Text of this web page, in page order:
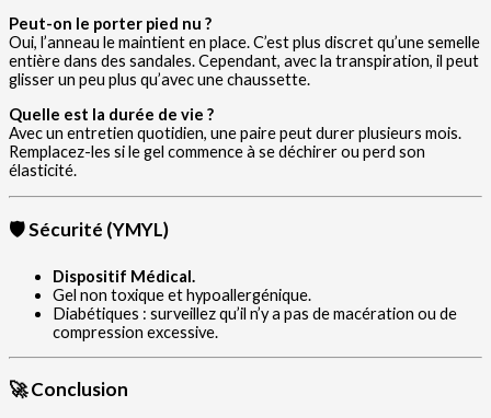
Peut-on le porter pied nu ?
Oui, l’anneau le maintient en place. C’est plus discret qu’une semelle
entière dans des sandales. Cependant, avec la transpiration, il peut
glisser un peu plus qu’avec une chaussette.
Quelle est la durée de vie ?
Avec un entretien quotidien, une paire peut durer plusieurs mois.
Remplacez-les si le gel commence à se déchirer ou perd son
élasticité.
🛡️ Sécurité (YMYL)
Dispositif Médical.
Gel non toxique et hypoallergénique.
Diabétiques : surveillez qu’il n’y a pas de macération ou de
compression excessive.
🚀 Conclusion